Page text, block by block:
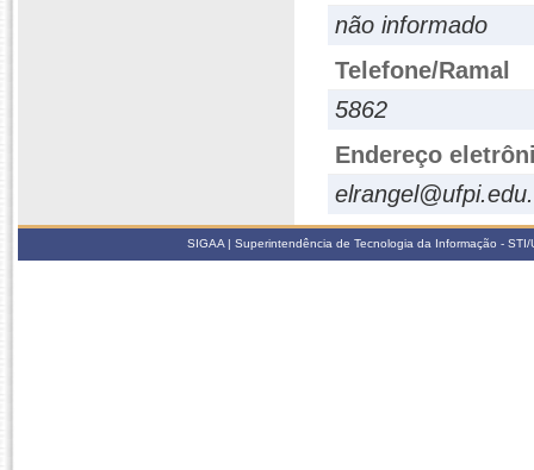
não informado
Telefone/Ramal
5862
Endereço
SIGAA | Superintendência de Tecnologia da Informação -